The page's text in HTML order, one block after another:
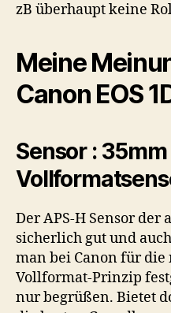
zB überhaupt keine
Meine
Canon EOS
Sensor : 35mm
Der APS-H Sensor
sicherlich gut und
man bei Canon für die
Vollformat-Prinzip
nur begrüßen. Bietet